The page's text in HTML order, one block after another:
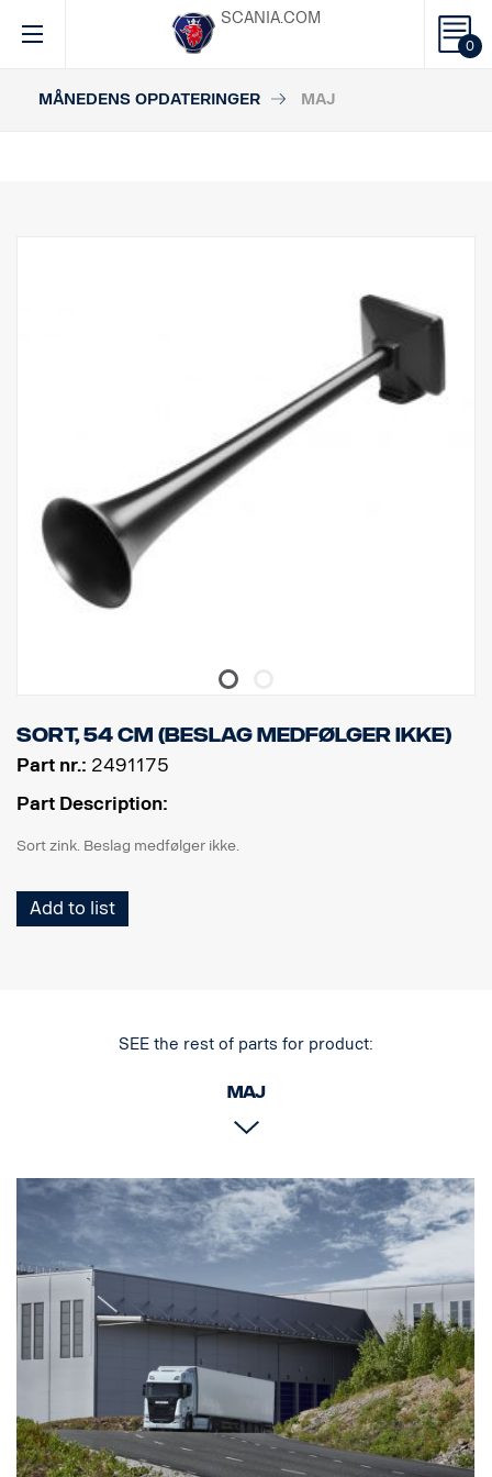
0
SCANIA.COM
MÅNEDENS OPDATERINGER MAJ
Sort, 54 cm (beslag medfølger ikke)
Part nr.: 2491175
Part Description:
Sort zink. Beslag medfølger ikke.
Add to list
SEE the rest of parts for product:
Maj